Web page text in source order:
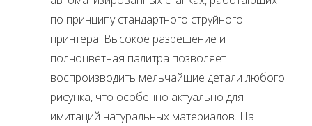
по принципу стандартного струйного
принтера. Высокое разрешение и
полноцветная палитра позволяет
воспроизводить мельчайшие детали любого
рисунка, что особенно актуально для
имитаций натуральных материалов. На